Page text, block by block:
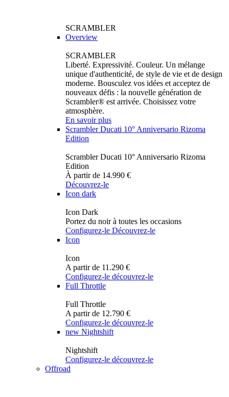
SCRAMBLER
Overview
SCRAMBLER
Liberté. Expressivité. Couleur. Un mélange
unique d'authenticité, de style de vie et de design
moderne. Bousculez vos idées et acceptez de
nouveaux défis : la nouvelle génération de
Scrambler® est arrivée. Choisissez votre
atmosphère.
En savoir plus
Scrambler Ducati 10° Anniversario Rizoma
Edition
Scrambler Ducati 10° Anniversario Rizoma
Edition
À partir de 14.990 €
Découvrez-le
Icon dark
Icon Dark
Portez du noir à toutes les occasions
Configurez-le Découvrez-le
Icon
Icon
A partir de 11.290 €
Configurez-le découvrez-le
Full Throttle
Full Throttle
A partir de 12.790 €
Configurez-le découvrez-le
new Nightshift
Nightshift
Configurez-le découvrez-le
Offroad